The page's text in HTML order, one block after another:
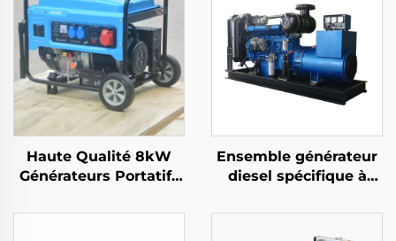
Haute Qualité 8kW
Générateurs Portatifs
Puissance Nominale
Ensemble générateur
diesel spécifique à
100KW pour la
production